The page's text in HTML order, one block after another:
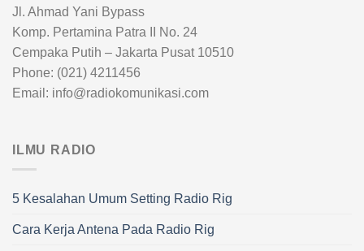
Jl. Ahmad Yani Bypass
Komp. Pertamina Patra II No. 24
Cempaka Putih – Jakarta Pusat 10510
Phone: (021) 4211456
Email: info@radiokomunikasi.com
ILMU RADIO
5 Kesalahan Umum Setting Radio Rig
Cara Kerja Antena Pada Radio Rig